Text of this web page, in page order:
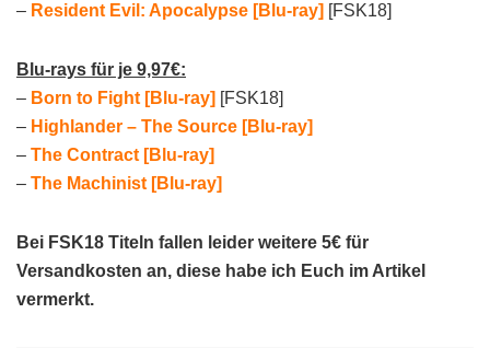
– Resident Evil: Apocalypse [Blu-ray] [FSK18]
Blu-rays für je 9,97€:
– Born to Fight [Blu-ray] [FSK18]
– Highlander – The Source [Blu-ray]
– The Contract [Blu-ray]
– The Machinist [Blu-ray]
Bei FSK18 Titeln fallen leider weitere 5€ für
Versandkosten an, diese habe ich Euch im Artikel
vermerkt.